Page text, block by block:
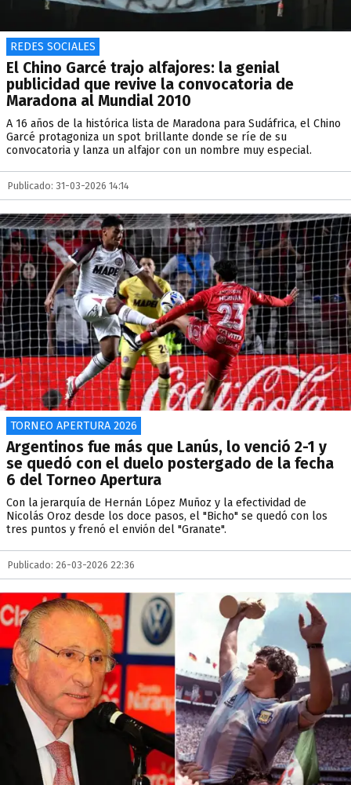
REDES SOCIALES
El Chino Garcé trajo alfajores: la genial
publicidad que revive la convocatoria de
Maradona al Mundial 2010
A 16 años de la histórica lista de Maradona para Sudáfrica, el Chino
Garcé protagoniza un spot brillante donde se ríe de su
convocatoria y lanza un alfajor con un nombre muy especial.
Publicado: 31-03-2026 14:14
TORNEO APERTURA 2026
Argentinos fue más que Lanús, lo venció 2-1 y
se quedó con el duelo postergado de la fecha
6 del Torneo Apertura
Con la jerarquía de Hernán López Muñoz y la efectividad de
Nicolás Oroz desde los doce pasos, el "Bicho" se quedó con los
tres puntos y frenó el envión del "Granate".
Publicado: 26-03-2026 22:36